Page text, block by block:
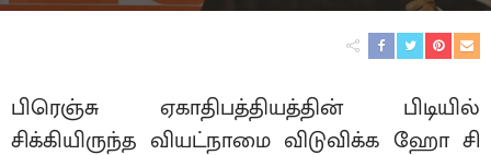
பிரெஞ்சு ஏகாதிபத்தியத்தின் பிடியில்
சிக்கியிருந்த வியட்நாமை விடுவிக்க ஹோ சி